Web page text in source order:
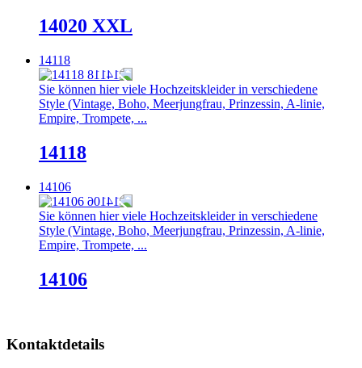
14020 XXL
14118
Sie können hier viele Hochzeitskleider in verschiedene
Style (Vintage, Boho, Meerjungfrau, Prinzessin, A-linie,
Empire, Trompete, ...
14118
14106
Sie können hier viele Hochzeitskleider in verschiedene
Style (Vintage, Boho, Meerjungfrau, Prinzessin, A-linie,
Empire, Trompete, ...
14106
Kontaktdetails